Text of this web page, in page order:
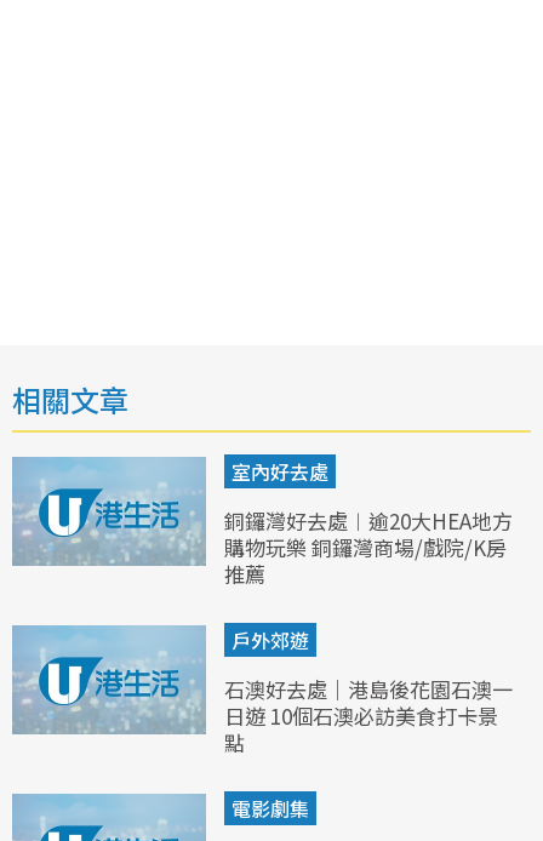
相關文章
室內好去處
銅鑼灣好去處︱逾20大HEA地方
購物玩樂 銅鑼灣商場/戲院/K房
推薦
戶外郊遊
石澳好去處｜港島後花園石澳一
日遊 10個石澳必訪美食打卡景
點
電影劇集